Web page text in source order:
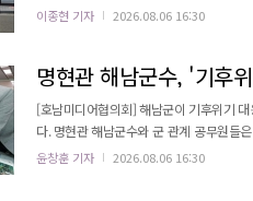
민경매 해남군의회 의장과 의원들을 비롯
이종현 기자 2026.08.06 16:30
명현관 해남군수, '기후
[호남미디어협의회] 해남군이 기후위기
다. 명현관 해남군수와 군 관계 공무원들은 최근 농림축산식품부, 국토교통부, 기후에너지환경부 등 중앙부처를 방문
해 주요 현안사업에 대한 정부 차원의 지
윤창훈 기자 2026.08.06 16:30